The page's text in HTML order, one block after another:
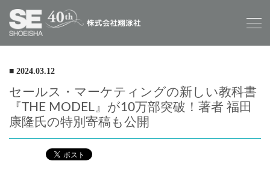
■ 2024.03.12
セールス・マーケティングの新しい教科書
『THE MODEL』が10万部突破！著者 福田
康隆氏の特別寄稿も公開